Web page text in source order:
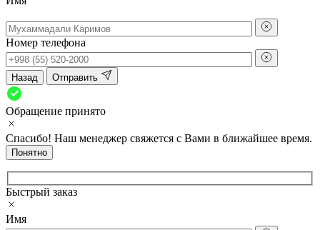
Номер телефона
Назад Отправить
Обращение принято
Спасибо! Наш менеджер свяжется с Вами в ближайшее время.
Понятно
Быстрый заказ
Имя